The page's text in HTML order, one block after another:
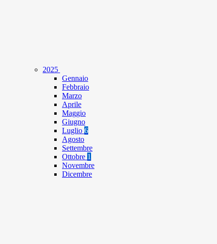
2025
Gennaio
Febbraio
Marzo
Aprile
Maggio
Giugno
Luglio 6
Agosto
Settembre
Ottobre 1
Novembre
Dicembre